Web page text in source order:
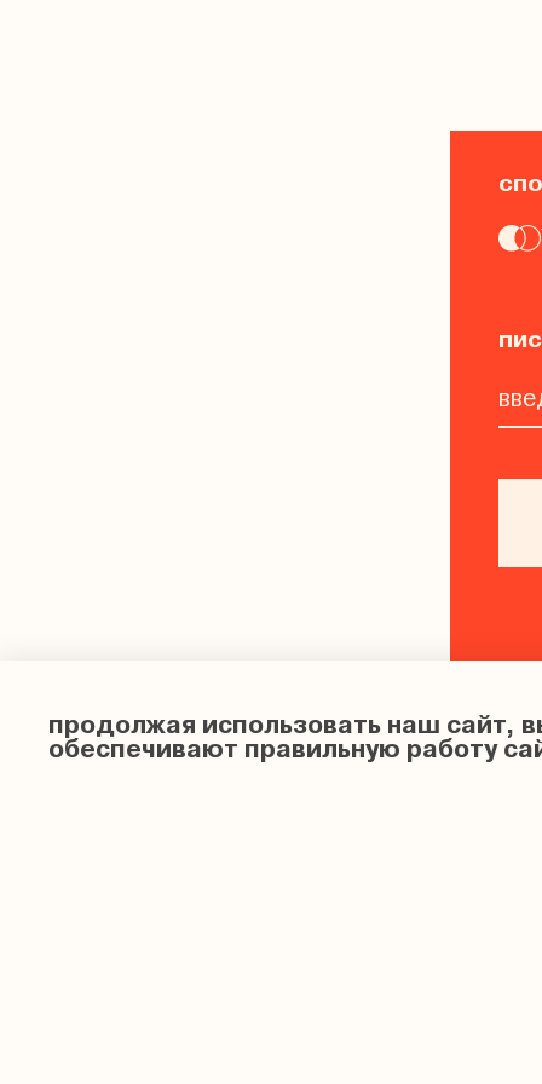
продолжая использовать наш сайт,
обеспечивают правильную работу